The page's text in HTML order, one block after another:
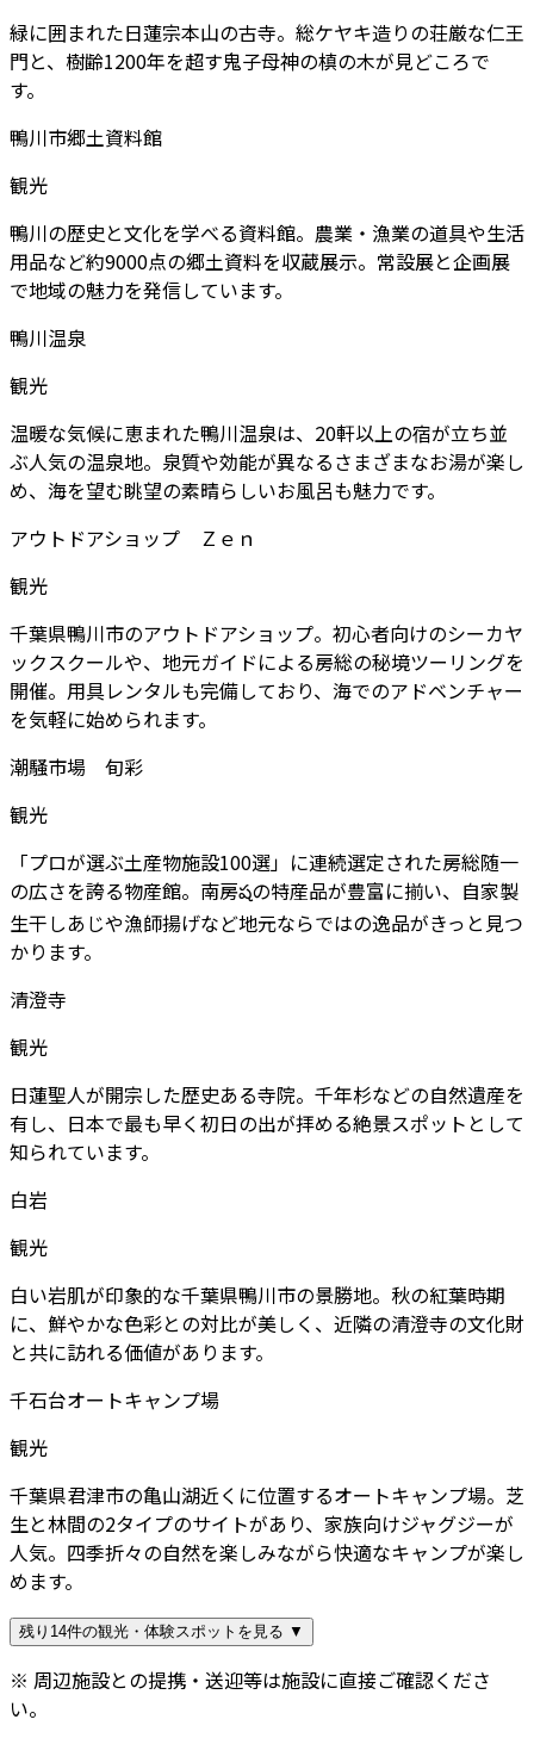
緑に囲まれた日蓮宗本山の古寺。総ケヤキ造りの荘厳な仁王
門と、樹齢1200年を超す鬼子母神の槙の木が見どころで
す。
鴨川市郷土資料館
観光
鴨川の歴史と文化を学べる資料館。農業・漁業の道具や生活
用品など約9000点の郷土資料を収蔵展示。常設展と企画展
で地域の魅力を発信しています。
鴨川温泉
観光
温暖な気候に恵まれた鴨川温泉は、20軒以上の宿が立ち並
ぶ人気の温泉地。泉質や効能が異なるさまざまなお湯が楽し
め、海を望む眺望の素晴らしいお風呂も魅力です。
アウトドアショップ Ｚｅｎ
観光
千葉県鴨川市のアウトドアショップ。初心者向けのシーカヤ
ックスクールや、地元ガイドによる房総の秘境ツーリングを
開催。用具レンタルも完備しており、海でのアドベンチャー
を気軽に始められます。
潮騒市場 旬彩
観光
「プロが選ぶ土産物施設100選」に連続選定された房総随一
の広さを誇る物産館。南房షの特産品が豊富に揃い、自家製
生干しあじや漁師揚げなど地元ならではの逸品がきっと見つ
かります。
清澄寺
観光
日蓮聖人が開宗した歴史ある寺院。千年杉などの自然遺産を
有し、日本で最も早く初日の出が拝める絶景スポットとして
知られています。
白岩
観光
白い岩肌が印象的な千葉県鴨川市の景勝地。秋の紅葉時期
に、鮮やかな色彩との対比が美しく、近隣の清澄寺の文化財
と共に訪れる価値があります。
千石台オートキャンプ場
観光
千葉県君津市の亀山湖近くに位置するオートキャンプ場。芝
生と林間の2タイプのサイトがあり、家族向けジャグジーが
人気。四季折々の自然を楽しみながら快適なキャンプが楽し
めます。
残り14件の観光・体験スポットを見る ▼
※ 周辺施設との提携・送迎等は施設に直接ご確認くださ
い。